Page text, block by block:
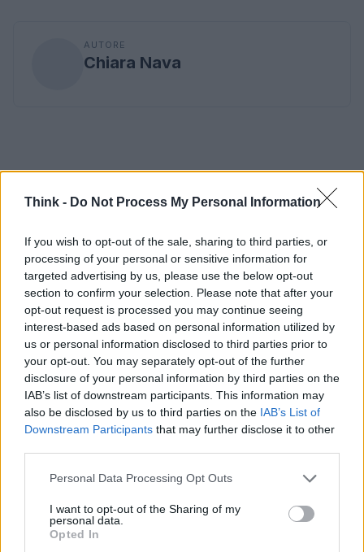
Think - Do Not Process My Personal Information
If you wish to opt-out of the sale, sharing to third parties, or
processing of your personal or sensitive information for
targeted advertising by us, please use the below opt-out
section to confirm your selection. Please note that after your
opt-out request is processed you may continue seeing
interest-based ads based on personal information utilized by
us or personal information disclosed to third parties prior to
your opt-out. You may separately opt-out of the further
disclosure of your personal information by third parties on the
IAB’s list of downstream participants. This information may
also be disclosed by us to third parties on the IAB’s List of
Downstream Participants that may further disclose it to other
Please note that this website/app uses one or more Google
not limited to your visit or usage behaviour. You may click to
grant or deny consent to Google and its third-party tags to
use your data for below specified purposes in below Google
Personal Data Processing Opt Outs
I want to opt-out of the Sharing of my
personal data.
Opted In
AUTORE
Chiara Nava
Continua a leggere
PEOPLE